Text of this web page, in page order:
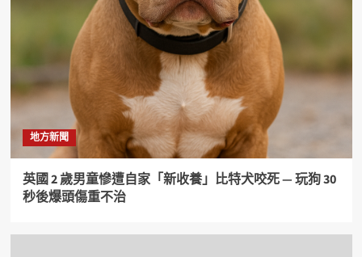
地方新聞
英國 2 歲男童慘遭自家「新收養」比特犬咬死 — 玩狗 30
秒後爆頭傷重不治